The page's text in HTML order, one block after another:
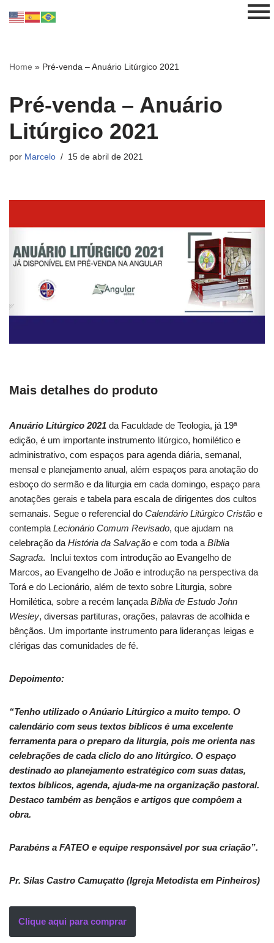
o
Home » Pré-venda – Anuário Litúrgico 2021
Pré-venda – Anuário
Litúrgico 2021
por Marcelo 15 de abril de 2021
Mais detalhes do produto
Anuário Litúrgico 2021 da Faculdade de Teologia, já 19ª
edição, é um importante instrumento litúrgico, homilético e
administrativo, com espaços para agenda diária, semanal,
mensal e planejamento anual, além espaços para anotação do
esboço do sermão e da liturgia em cada domingo, espaço para
anotações gerais e tabela para escala de dirigentes dos cultos
semanais. Segue o referencial do Calendário Litúrgico Cristão e
contemplaLecionário Comum Revisado, que ajudam na
celebração daHistória da Salvação e com toda aBíblia
Sagrada. Inclui textos com introdução ao Evangelho de
Marcos, ao Evangelho de João e introdução na perspectiva da
Torá e do Lecionário, além de texto sobre Liturgia, sobre
Homilética, sobre a recém lançadaBíblia de Estudo John
Wesley, diversas partituras, orações, palavras de acolhida e
bênçãos. Um importante instrumento para lideranças leigas e
clérigas das comunidades de fé.
Depoimento:
“Tenho utilizado o Anúario Litúrgico a muito tempo. O
calendário com seus textos bíblicos é uma excelente
ferramenta para o preparo da liturgia, pois me orienta nas
celebrações de cada cliclo do ano litúrgico. O espaço
destinado ao planejamento estratégico com suas datas,
textos bíblicos, agenda, ajuda-me na organização pastoral.
Destaco também as bençãos e artigos que compôem a
obra.
Parabéns a FATEO e equipe responsável por sua criação”.
Pr. Silas Castro Camuçatto (Igreja Metodista em Pinheiros)
Clique aqui para comprar